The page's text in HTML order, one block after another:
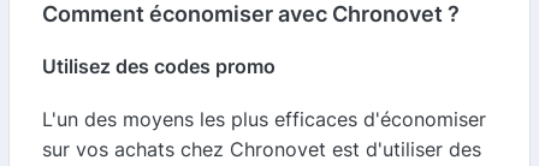
Comment économiser avec Chronovet ?
Utilisez des codes promo
L'un des moyens les plus efficaces d'économiser
sur vos achats chez Chronovet est d'utiliser des